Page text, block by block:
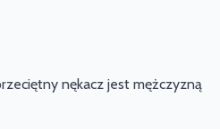
nękacz jest mężczyzną